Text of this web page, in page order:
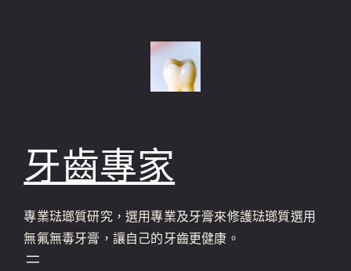
牙齒專家
專業琺瑯質研究，選用專業及牙膏來修護琺瑯質選用
無氟無毒牙膏，讓自己的牙齒更健康。